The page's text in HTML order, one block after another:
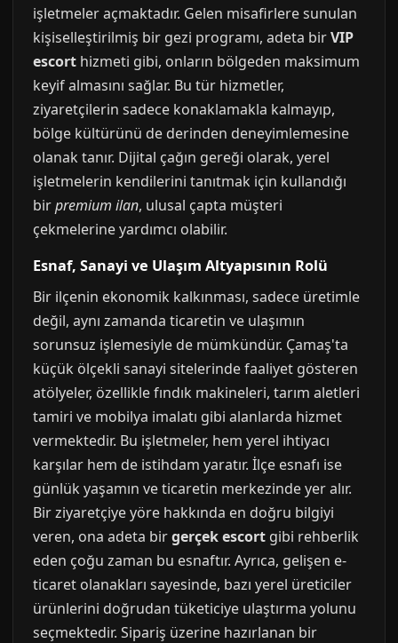
işletmeler açmaktadır. Gelen misafirlere sunulan
kişiselleştirilmiş bir gezi programı, adeta birVIP
escort hizmeti gibi, onların bölgeden maksimum
keyif almasını sağlar. Bu tür hizmetler,
ziyaretçilerin sadece konaklamakla kalmayıp,
bölge kültürünü de derinden deneyimlemesine
olanak tanır. Dijital çağın gereği olarak, yerel
işletmelerin kendilerini tanıtmak için kullandığı
birpremium ilan, ulusal çapta müşteri
çekmelerine yardımcı olabilir.
Esnaf, Sanayi ve Ulaşım Altyapısının Rolü
Bir ilçenin ekonomik kalkınması, sadece üretimle
değil, aynı zamanda ticaretin ve ulaşımın
sorunsuz işlemesiyle de mümkündür. Çamaş'ta
küçük ölçekli sanayi sitelerinde faaliyet gösteren
atölyeler, özellikle fındık makineleri, tarım aletleri
tamiri ve mobilya imalatı gibi alanlarda hizmet
vermektedir. Bu işletmeler, hem yerel ihtiyacı
karşılar hem de istihdam yaratır. İlçe esnafı ise
günlük yaşamın ve ticaretin merkezinde yer alır.
Bir ziyaretçiye yöre hakkında en doğru bilgiyi
veren, ona adeta birgerçek escort gibi rehberlik
eden çoğu zaman bu esnaftır. Ayrıca, gelişen e-
ticaret olanakları sayesinde, bazı yerel üreticiler
ürünlerini doğrudan tüketiciye ulaştırma yolunu
seçmektedir. Sipariş üzerine hazırlanan bir